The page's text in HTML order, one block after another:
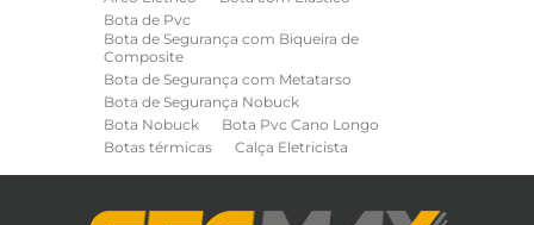
Bota de Pvc
Bota de Segurança com Biqueira de
Composite
Bota de Segurança com Metatarso
Bota de Segurança Nobuck
Bota Nobuck
Bota Pvc Cano Longo
Botas térmicas
Calça Eletricista
Capa de Chuva